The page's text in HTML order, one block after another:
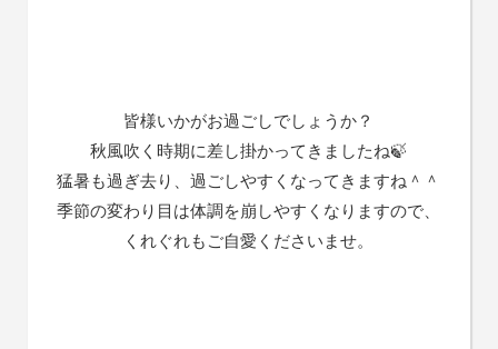
皆様いかがお過ごしでしょうか？
秋風吹く時期に差し掛かってきましたね🍃
猛暑も過ぎ去り、過ごしやすくなってきますね＾＾
季節の変わり目は体調を崩しやすくなりますので、
くれぐれもご自愛くださいませ。